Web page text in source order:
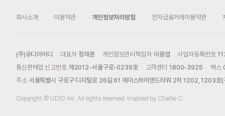
회사소개 이용약관 개인정보처리방침 전자금융거래이용약관
(주)유디아이디 대표자 정재훈 개인정보관리책임자 이용엽 사업자등록번호
통신판매업 신고번호 제2012-서울구로-0239호 고객센터 1800-3925 팩스
주소 서울특별시 구로구 디지털로 26길 61 에이스하이엔드타워 2차 1202, 1203호(
Copyright © UDID Inc. All rights reserved. Inspired by Charlie C.